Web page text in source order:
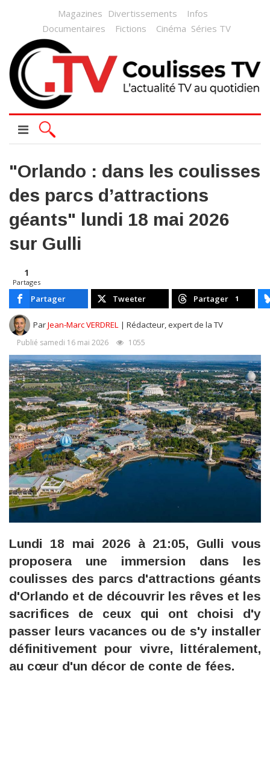
Magazines Divertissements
Infos
Documentaires
Fictions Cinéma Séries TV
"Orlando : dans les coulisses
des parcs d’attractions
géants" lundi 18 mai 2026
sur Gulli
1
Partages
Partager Tweeter Partager 1
ParJean-Marc VERDREL | Rédacteur, expert de la TV
Publié samedi 16 mai 2026 1055
Lundi 18 mai 2026 à 21:05, Gulli vous
proposera une immersion dans les
coulisses des parcs d'attractions géants
d'Orlando et de découvrir les rêves et les
sacrifices de ceux qui ont choisi d'y
passer leurs vacances ou de s'y installer
définitivement pour vivre, littéralement,
au cœur d'un décor de conte de fées.